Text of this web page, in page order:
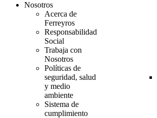
Nosotros
Acerca de
Ferreyros
Responsabilidad
Social
Trabaja con
Nosotros
Políticas de
seguridad, salud
y medio
ambiente
Sistema de
cumplimiento